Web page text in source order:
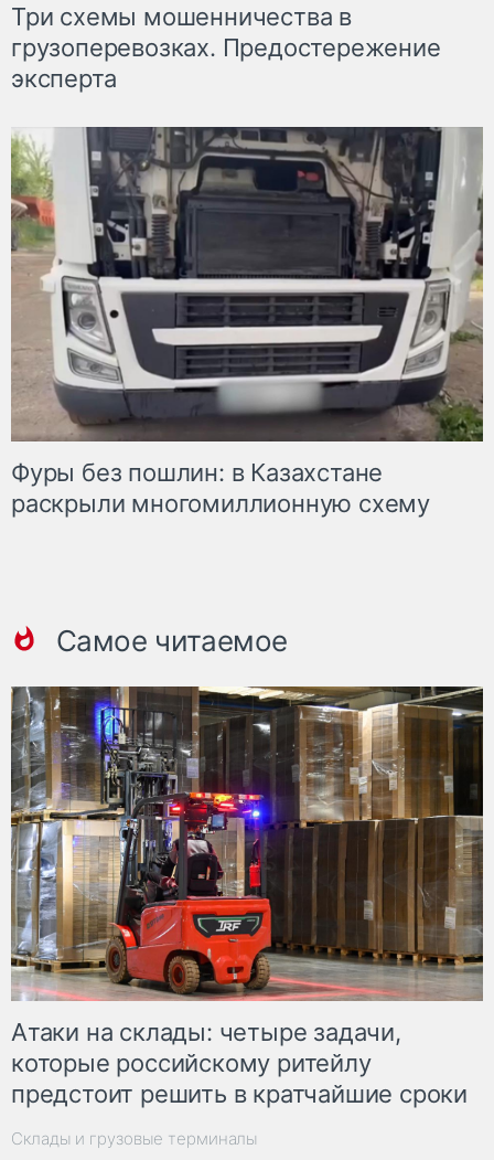
Три схемы мошенничества в
грузоперевозках. Предостережение
эксперта
Фуры без пошлин: в Казахстане
раскрыли многомиллионную схему
Самое читаемое
Атаки на склады: четыре задачи,
которые российскому ритейлу
предстоит решить в кратчайшие сроки
Склады и грузовые терминалы